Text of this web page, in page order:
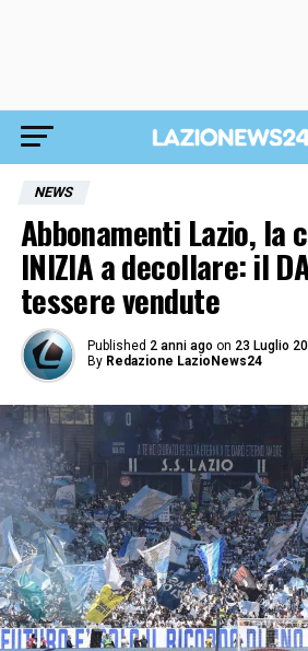
NEWS
Abbonamenti Lazio, la
INIZIA a decollare: il
tessere vendute
Published 2 anni ago on 23 Luglio
By Redazione LazioNews24